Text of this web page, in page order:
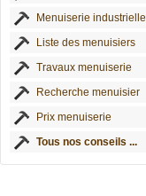
Menuiserie industrielle
Liste des menuisiers
Travaux menuiserie
Recherche menuisier
Prix menuiserie
Tous nos conseils ...